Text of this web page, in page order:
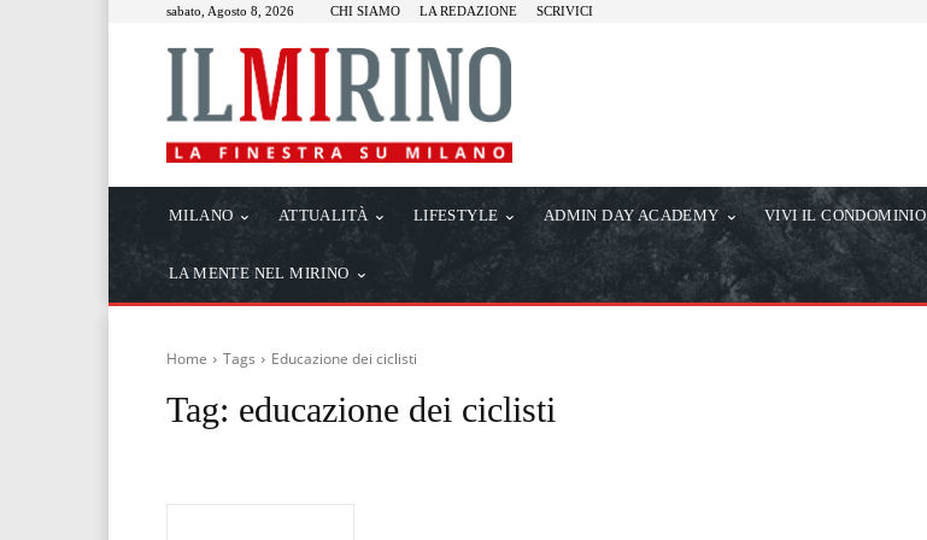
sabato, Agosto 8, 2026 CHI SIAMO LA REDAZIONE SCRIVICI
MILANO ATTUALITÀ LIFESTYLE ADMIN DAY ACADEMY VIVI IL CONDOMINIO
LA MENTE NEL MIRINO
Home Tags Educazione dei ciclisti
Tag: educazione dei ciclisti